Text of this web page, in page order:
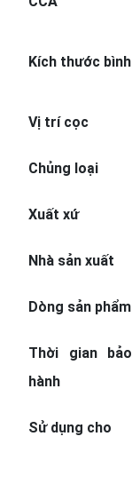
Kích thước bình
Vị trí cọc
Chủng loại
Xuất xứ
Nhà sản xuất
Dòng sản phẩm
Thời gian bảo
hành
Sử dụng cho